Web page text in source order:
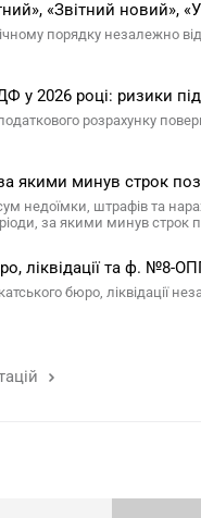
«Звітний новий»,
порядку незалежно
2026 році: ризики
розрахунку
минув строк
недоїмки, штрафів та
за якими минув строк
ліквідації та ф. №8-
бюро, ліквідації